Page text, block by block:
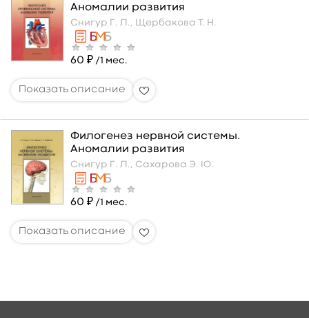
Аномалии развития
Снигур Г. Л., Щербакова Т. Н.
60 ₽ /1 мес.
Филогенез нервной системы.
Аномалии развития
Снигур Г. Л., Сахарова Э. Ю.
60 ₽ /1 мес.